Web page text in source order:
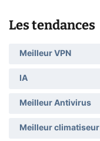
Les tendances
Meilleur VPN
IA
Meilleur Antivirus
Meilleur climatiseur